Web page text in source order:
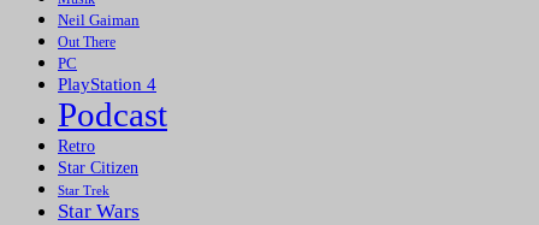
Neil Gaiman
Out There
PC
PlayStation 4
Podcast
Retro
Star Citizen
Star Trek
Star Wars